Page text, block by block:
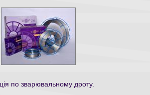
по зварювальному дроту.